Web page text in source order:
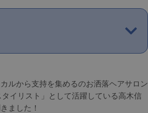
ルから支持を集めるのお洒落ヘアサロン
イリスト」として活躍している高木信
ました！